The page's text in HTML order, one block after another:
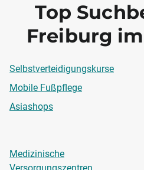
Top
Freiburg
Selbstverteidigungskurse
Mobile Fußpflege
Asiashops
Medizinische
Versorgungszentren